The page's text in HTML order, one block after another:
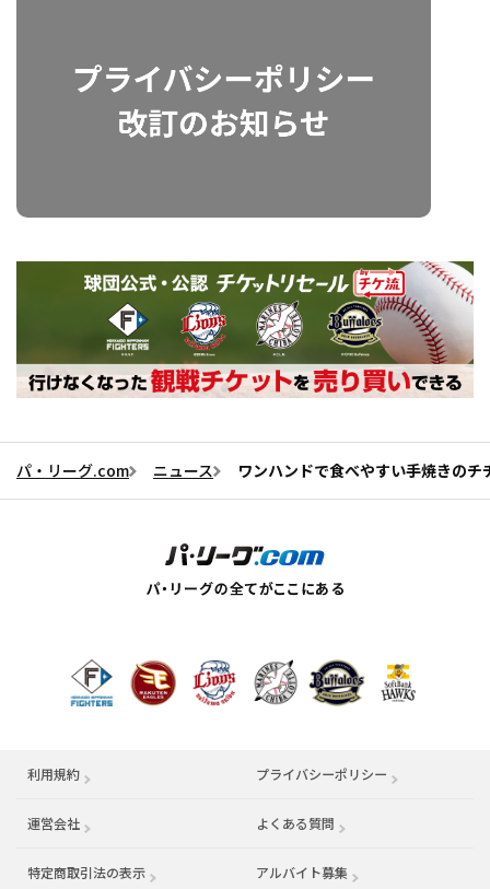
パ・リーグ.com ニュース ワンハンドで食べやすい手焼きの
利用規約 プライバシーポリシー
運営会社 （別ウィンドウで開く） よくある質問
特定商取引法の表示 アルバイト募集 （別ウィンドウで開く